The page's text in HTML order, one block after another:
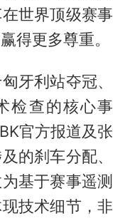
世界顶级赛事
得更多尊重。
牙利站夺冠、
检查的核心事
官方报道及张
的刹车分配、
基于赛事遥测
技术细节，非